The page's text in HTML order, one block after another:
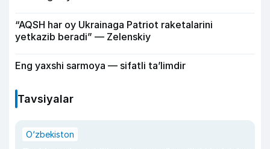
“AQSH har oy Ukrainaga Patriot raketalarini
yetkazib beradi” — Zelenskiy
Eng yaxshi sarmoya — sifatli ta’limdir
Tavsiyalar
O‘zbekiston